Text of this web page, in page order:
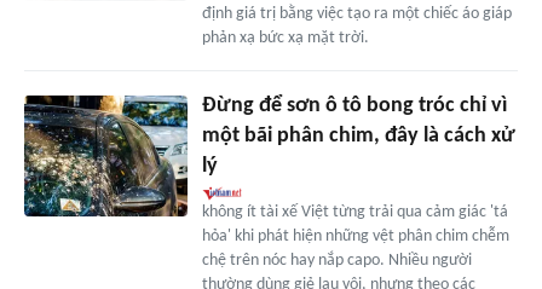
định giá trị bằng việc tạo ra một chiếc áo giáp
phản xạ bức xạ mặt trời.
Đừng để sơn ô tô bong tróc chỉ vì
một bãi phân chim, đây là cách xử
lý
không ít tài xế Việt từng trải qua cảm giác 'tá
hỏa' khi phát hiện những vệt phân chim chễm
chệ trên nóc hay nắp capo. Nhiều người
thường dùng giẻ lau vội, nhưng theo các